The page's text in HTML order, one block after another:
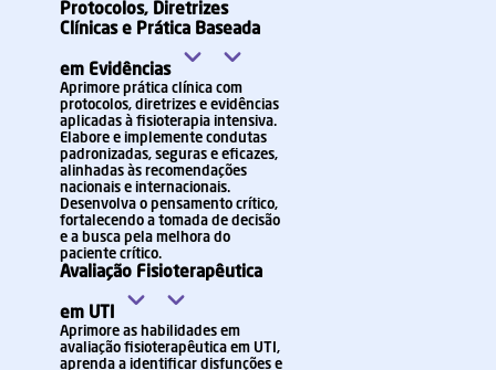
Protocolos, Diretrizes
Clínicas e Prática Baseada
em Evidências
Aprimore prática clínica com
protocolos, diretrizes e evidências
aplicadas à fisioterapia intensiva.
Elabore e implemente condutas
padronizadas, seguras e eficazes,
alinhadas às recomendações
nacionais e internacionais.
Desenvolva o pensamento crítico,
fortalecendo a tomada de decisão
e a busca pela melhora do
paciente crítico.
Avaliação Fisioterapêutica
em UTI
Aprimore as habilidades em
avaliação fisioterapêutica em UTI,
aprenda a identificar disfunções e